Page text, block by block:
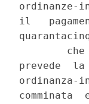
ordinanze-
il
che
prevede
ordinanza-